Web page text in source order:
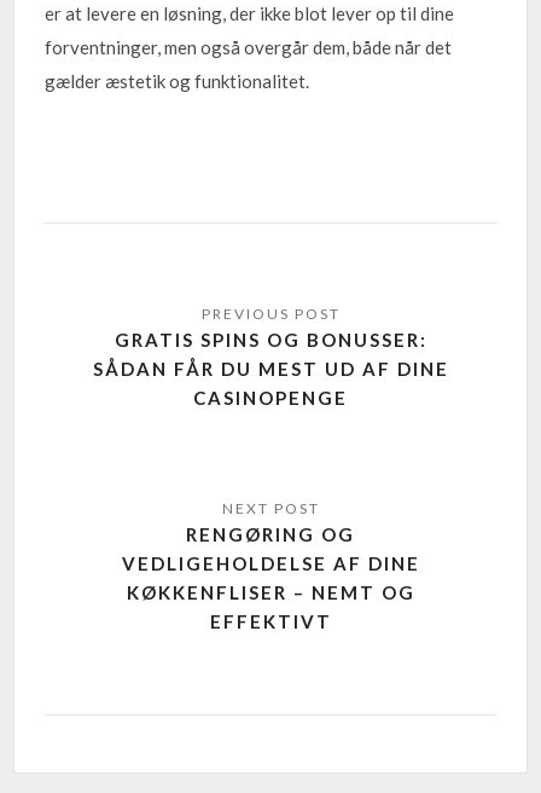
er at levere en løsning, der ikke blot lever op til dine
forventninger, men også overgår dem, både når det
gælder æstetik og funktionalitet.
GRATIS SPINS OG BONUSSER:
SÅDAN FÅR DU MEST UD AF DINE
CASINOPENGE
RENGØRING OG
VEDLIGEHOLDELSE AF DINE
KØKKENFLISER – NEMT OG
EFFEKTIVT